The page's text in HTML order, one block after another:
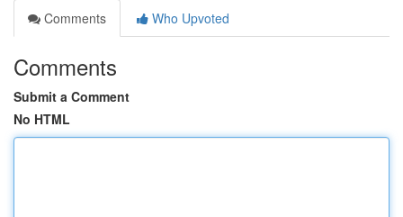
Comments
Who Upvoted
Comments
Submit a Comment
No HTML